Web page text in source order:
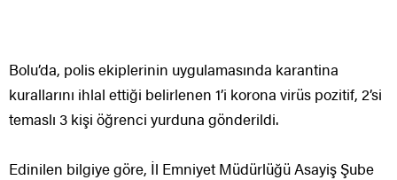
Bolu’da, polis ekiplerinin uygulamasında karantina
kurallarını ihlal ettiği belirlenen 1’i korona virüs pozitif, 2’si
temaslı 3 kişi öğrenci yurduna gönderildi.
Edinilen bilgiye göre, İl Emniyet Müdürlüğü Asayiş Şube